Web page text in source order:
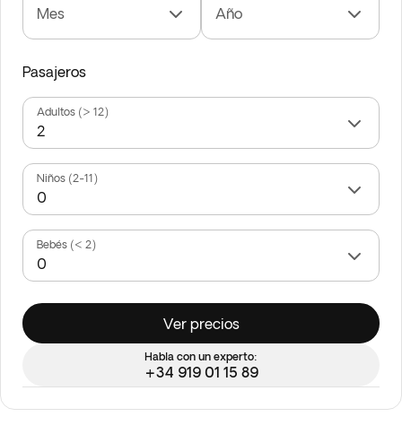
Mes Año
Pasajeros
Adultos (> 12)
Niños (2-11)
Bebés (< 2)
Ver precios
Habla con un experto:
+34 919 01 15 89